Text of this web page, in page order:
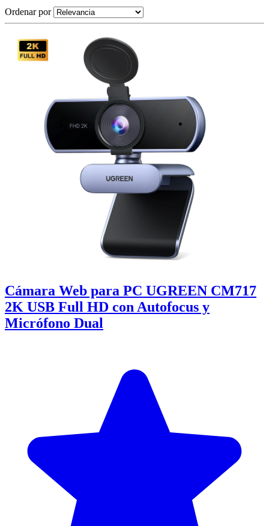
Ordenar por
Cámara Web para PC UGREEN CM717
2K USB Full HD con Autofocus y
Micrófono Dual